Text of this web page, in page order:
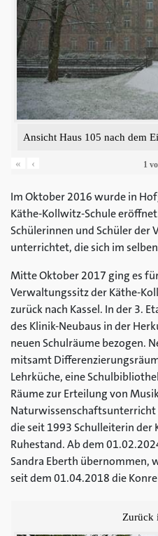
Ansicht Haus 105 nach dem
« ‹ 1
Im Oktober 2016 wurde in
Käthe-Kollwitz-Schule
Schülerinnen und Schüler der
unterrichtet, die sich im
Mitte Oktober 2017 ging es
Verwaltungssitz der Käthe-
zurück nach Kassel. In der 3.
des Klinik-Neubaus in der
neuen Schulräume bezogen.
mitsamt
Lehrküche, eine
Räume zur Erteilung von
Naturwissenschaftsunterricht
die seit 1993 Schulleiterin der
Ruhestand. Ab dem
Sandra Eberth übernommen,
seit dem 01.04.2018 die
Zurück